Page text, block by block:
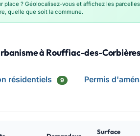
place ? Géolocalisez-vous et affichez les
quelle que soit la commune.
à Rouffiac-des-Corbières
résidentiels 9 Permis
Surface